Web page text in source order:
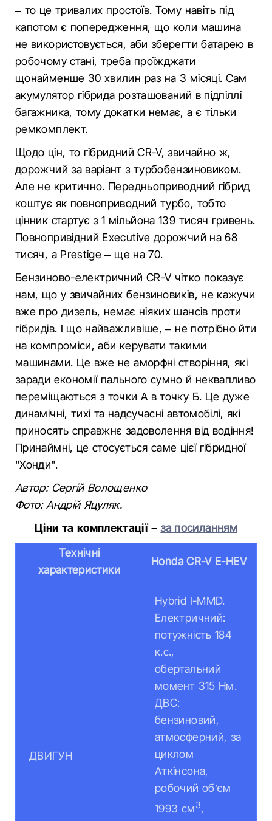
– то це тривалих простоїв. Тому навіть під
капотом є попередження, що коли машина
не використовується, аби зберегти батарею в
робочому стані, треба проїжджати
щонайменше 30 хвилин раз на 3 місяці. Сам
акумулятор гібрида розташований в підпіллі
багажника, тому докатки немає, а є тільки
ремкомплект.
Щодо цін, то гібридний CR-V, звичайно ж,
дорожчий за варіант з турбобензиновиком.
Але не критично. Передньоприводний гібрид
коштує як повноприводний турбо, тобто
цінник стартує з 1 мільйона 139 тисяч гривень.
Повнопривідний Executive дорожчий на 68
тисяч, а Prestige – ще на 70.
Бензиново-електричний CR-V чітко показує
нам, що у звичайних бензиновиків, не кажучи
вже про дизель, немає ніяких шансів проти
гібридів. І що найважливіше, – не потрібно йти
на компроміси, аби керувати такими
машинами. Це вже не аморфні створіння, які
заради економії пального сумно й неквапливо
переміщаються з точки А в точку Б. Це дуже
динамічні, тихі та надсучасні автомобілі, які
приносять справжнє задоволення від водіння!
Принаймні, це стосується саме цієї гібридної
"Хонди".
Автор: Сергій Волощенко
Фото: Андрій Яцуляк.
Ціни та комплектації – за посиланням
Технічні
характеристики
Honda CR-V E-HEV
ДВИГУН
Hybrid I-MMD.
Електричний:
потужність 184
к.с.,
обертальний
момент 315 Нм.
ДВС:
бензиновий,
атмосферний, за
циклом
Аткінсона,
робочий об’єм
1993 см3,